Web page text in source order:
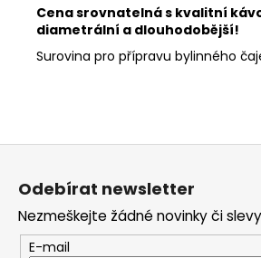
Cena srovnatelná s kvalitní
diametrální a dlouhodobější!
Surovina pro přípravu bylinného
Z
Odebírat newsletter
Nezmeškejte žádné novinky či
E-mail